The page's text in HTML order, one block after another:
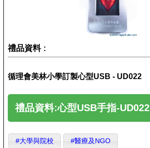
禮品資料 :
循理會美林小學訂製心型USB - UD022
禮品資料:心型USB手指-UD022
#大學與院校 #醫療及NGO